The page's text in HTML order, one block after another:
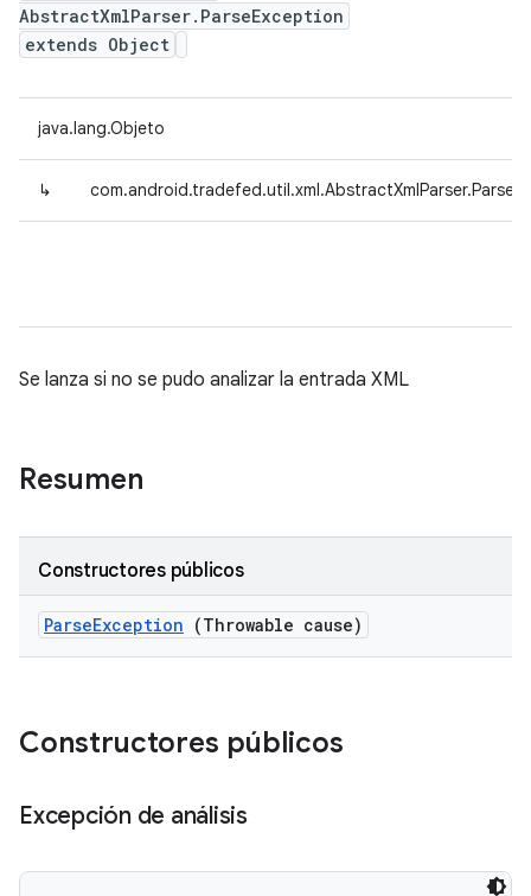
AbstractXmlParser.ParseException
extends Object
java.lang.Objeto
↳
Se lanza si no se pudo analizar la entrada XML
Resumen
Constructores públicos
ParseException (Throwable cause)
Constructores públicos
Excepción de análisis